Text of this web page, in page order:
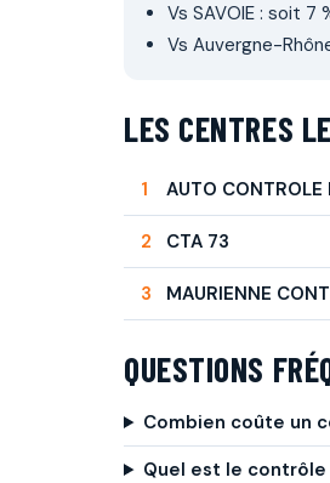
Vs SAVOIE : soit
Vs Auvergne-
LES CENTRES
AUTO CONTROLE
CTA 73
MAURIENNE
QUESTIONS
Combien coûte un
Quel est le